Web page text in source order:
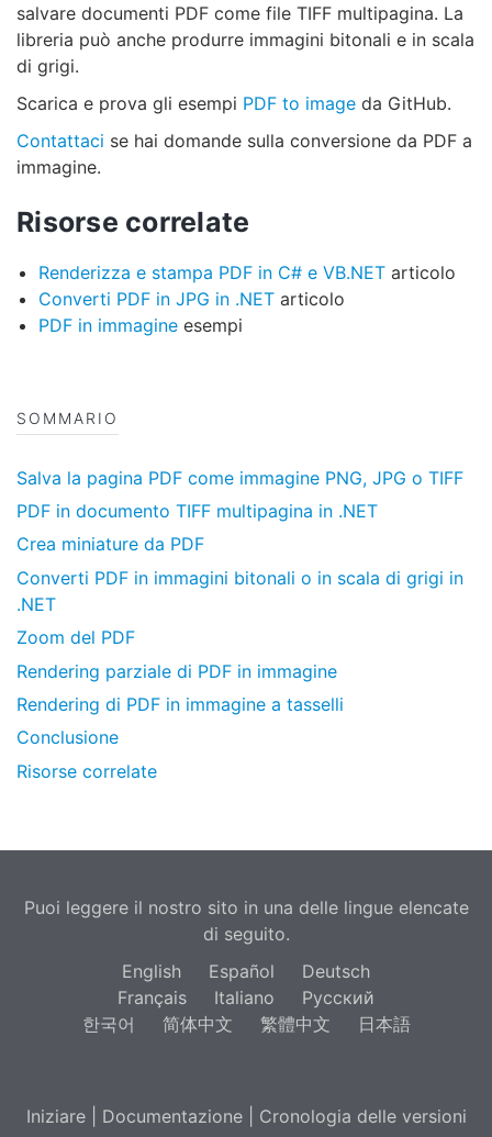
salvare documenti PDF come file TIFF multipagina. La
libreria può anche produrre immagini bitonali e in scala
di grigi.
Scarica e prova gli esempi PDF to image da GitHub.
Contattaci se hai domande sulla conversione da PDF a
immagine.
Risorse correlate
Renderizza e stampa PDF in C# e VB.NET articolo
Converti PDF in JPG in .NET articolo
PDF in immagine esempi
SOMMARIO
Salva la pagina PDF come immagine PNG, JPG o TIFF
PDF in documento TIFF multipagina in .NET
Crea miniature da PDF
Converti PDF in immagini bitonali o in scala di grigi in
.NET
Zoom del PDF
Rendering parziale di PDF in immagine
Rendering di PDF in immagine a tasselli
Conclusione
Risorse correlate
Puoi leggere il nostro sito in una delle lingue elencate
di seguito.
English
Español
Deutsch
Français
Italiano
Русский
한국어
简体中文 繁體中文 日本語
Iniziare| Documentazione| Cronologia delle versioni